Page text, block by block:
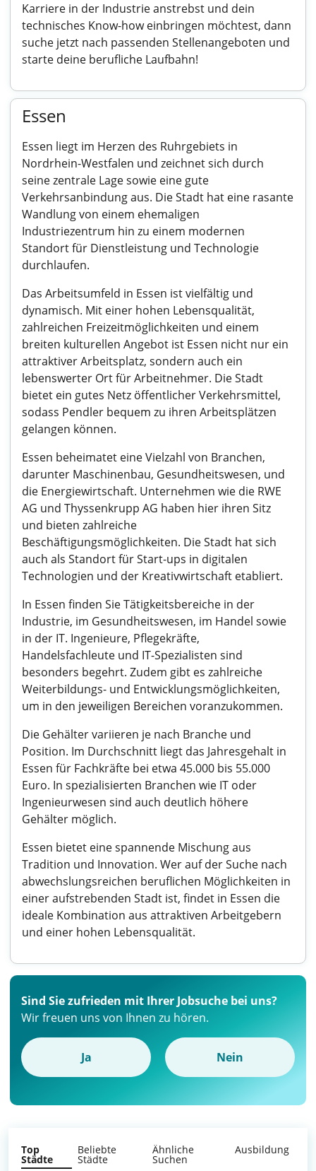
Karriere in der Industrie anstrebst und dein
technisches Know-how einbringen möchtest, dann
suche jetzt nach passenden Stellenangeboten und
starte deine berufliche Laufbahn!
Essen
Essen liegt im Herzen des Ruhrgebiets in
Nordrhein-Westfalen und zeichnet sich durch
seine zentrale Lage sowie eine gute
Verkehrsanbindung aus. Die Stadt hat eine rasante
Wandlung von einem ehemaligen
Industriezentrum hin zu einem modernen
Standort für Dienstleistung und Technologie
durchlaufen.
Das Arbeitsumfeld in Essen ist vielfältig und
dynamisch. Mit einer hohen Lebensqualität,
zahlreichen Freizeitmöglichkeiten und einem
breiten kulturellen Angebot ist Essen nicht nur ein
attraktiver Arbeitsplatz, sondern auch ein
lebenswerter Ort für Arbeitnehmer. Die Stadt
bietet ein gutes Netz öffentlicher Verkehrsmittel,
sodass Pendler bequem zu ihren Arbeitsplätzen
gelangen können.
Essen beheimatet eine Vielzahl von Branchen,
darunter Maschinenbau, Gesundheitswesen, und
die Energiewirtschaft. Unternehmen wie die RWE
AG und Thyssenkrupp AG haben hier ihren Sitz
und bieten zahlreiche
Beschäftigungsmöglichkeiten. Die Stadt hat sich
auch als Standort für Start-ups in digitalen
Technologien und der Kreativwirtschaft etabliert.
In Essen finden Sie Tätigkeitsbereiche in der
Industrie, im Gesundheitswesen, im Handel sowie
in der IT. Ingenieure, Pflegekräfte,
Handelsfachleute und IT-Spezialisten sind
besonders begehrt. Zudem gibt es zahlreiche
Weiterbildungs- und Entwicklungsmöglichkeiten,
um in den jeweiligen Bereichen voranzukommen.
Die Gehälter variieren je nach Branche und
Position. Im Durchschnitt liegt das Jahresgehalt in
Essen für Fachkräfte bei etwa 45.000 bis 55.000
Euro. In spezialisierten Branchen wie IT oder
Ingenieurwesen sind auch deutlich höhere
Gehälter möglich.
Essen bietet eine spannende Mischung aus
Tradition und Innovation. Wer auf der Suche nach
abwechslungsreichen beruflichen Möglichkeiten in
einer aufstrebenden Stadt ist, findet in Essen die
ideale Kombination aus attraktiven Arbeitgebern
und einer hohen Lebensqualität.
Sind Sie zufrieden mit Ihrer Jobsuche bei uns?
Wir freuen uns von Ihnen zu hören.
Ja Nein
Top
Städte
Beliebte
Städte
Ähnliche
Suchen
Ausbildung